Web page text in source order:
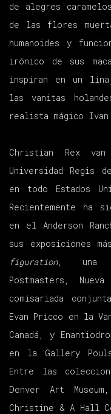
de alegres
de las flores
humanoides y
irónico de sus
inspiran en un
las vanitas
realista mágico
Christian Rex
Universidad Regis
en todo Estados
Recientemente ha
en el Anderson
sus exposiciones
figuration, una
Postmasters,
comisariada
Evan Pricco en la
Canadá, y
en la Gallery
Entre las
Denver Art
Christine & A Hall